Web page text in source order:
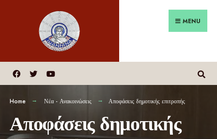
MENU
Home Νέα - Ανακοινώσεις Αποφάσεις δημοτικής επιτροπής
Αποφάσεις δημοτικής